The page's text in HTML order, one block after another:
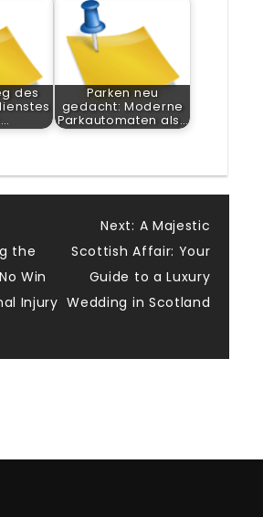
des
Parken neu
gedacht: Moderne
Parkautomaten als…
the
Win
Injury
Next: A Majestic
Scottish Affair: Your
Guide to a Luxury
Wedding in Scotland